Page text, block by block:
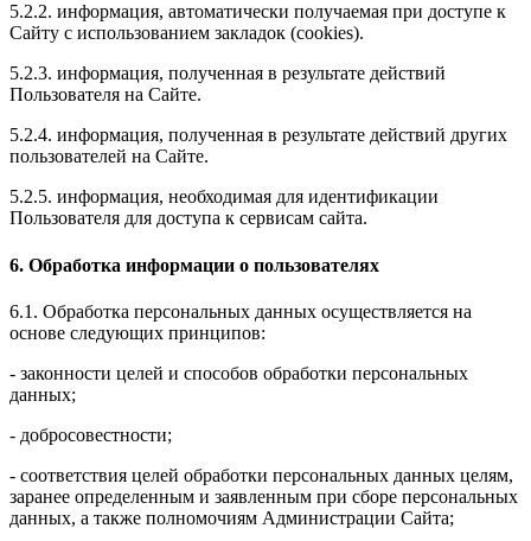
5.2.2. информация, автоматически получаемая при доступе к
Сайту с использованием закладок (cookies).
5.2.3. информация, полученная в результате действий
Пользователя на Сайте.
5.2.4. информация, полученная в результате действий других
пользователей на Сайте.
5.2.5. информация, необходимая для идентификации
Пользователя для доступа к сервисам сайта.
6. Обработка информации о пользователях
6.1. Обработка персональных данных осуществляется на
основе следующих принципов:
- законности целей и способов обработки персональных
данных;
- добросовестности;
- соответствия целей обработки персональных данных целям,
заранее определенным и заявленным при сборе персональных
данных, а также полномочиям Администрации Сайта;